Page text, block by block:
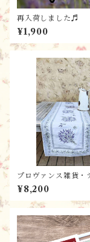
再入荷しました♬
ァンス雑貨 南仏の
ラヴェンダーのフッ
ート・看板 / 木製
¥1,900
プロヴァンス雑貨・
ランナー (150x45)
ード・ Grignan (ラベンダ
ー）/ フランス
¥8,200